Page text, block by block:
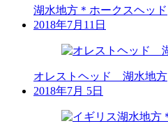
湖水地方＊ホークスヘッド
2018年7月11日
オレストヘッド 湖水地方
2018年7月 5日